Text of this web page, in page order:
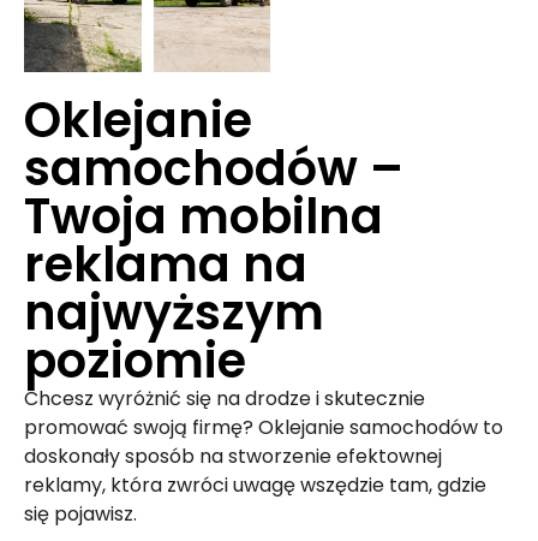
Oklejanie
samochodów –
Twoja mobilna
reklama na
najwyższym
poziomie
Chcesz wyróżnić się na drodze i skutecznie
promować swoją firmę? Oklejanie samochodów to
doskonały sposób na stworzenie efektownej
reklamy, która zwróci uwagę wszędzie tam, gdzie
się pojawisz.